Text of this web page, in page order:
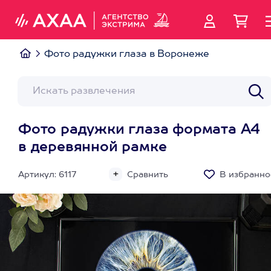
Фото радужки глаза в Воронеже
Фото радужки глаза формата А4
в деревянной рамке
Артикул: 6117 Сравнить В